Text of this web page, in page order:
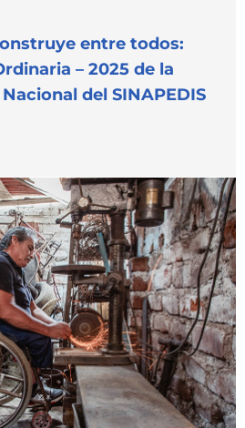
entre todos:
– 2025 de la
del SINAPEDIS